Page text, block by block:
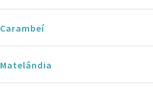
Carambeí
Matelândia